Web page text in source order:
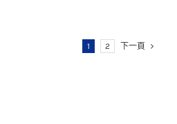
1 2 下一頁